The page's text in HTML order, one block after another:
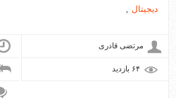
دیجیتال
مرتضی قادری